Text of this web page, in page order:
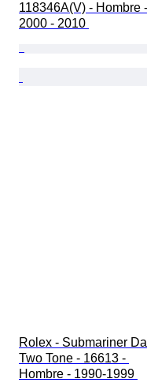
118346A(V) - Hombre -
2000 - 2010
Rolex - Submariner
Two Tone - 16613 -
Hombre - 1990-1999